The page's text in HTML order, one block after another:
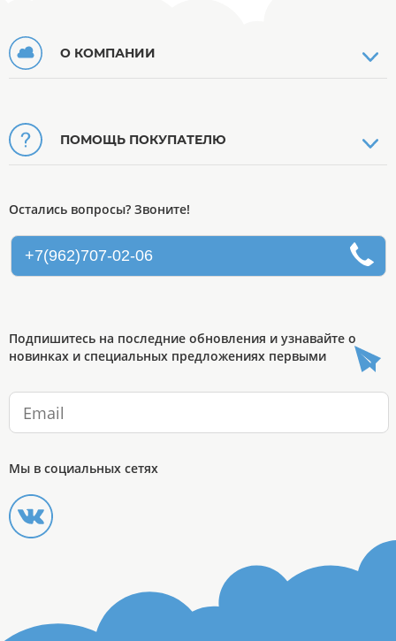
О КОМПАНИИ
ПОМОЩЬ ПОКУПАТЕЛЮ
Остались вопросы? Звоните!
+7(962)707-02-06
Подпишитесь на последние обновления и узнавайте о
новинках и специальных предложениях первыми
Мы в социальных сетях